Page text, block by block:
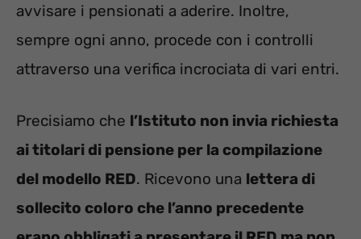
avvisare i pensionati a aderire. Inoltre,
sempre ogni anno, procede con i controlli
attraverso una verifica incrociata di vari entri.
Precisiamo che l’Istituto non invia richiesta
ai titolari di pensione per la compilazione
del modello RED. Ricevono una lettera di
sollecito coloro che l’anno precedente